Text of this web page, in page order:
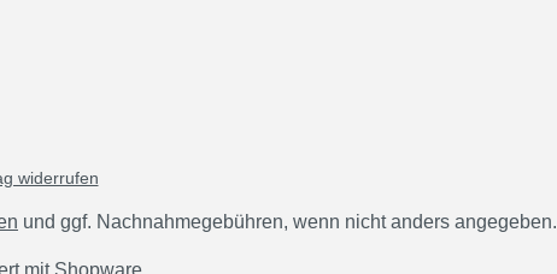
widerrufen
und ggf. Nachnahmegebühren, wenn nicht anders angegeben.
mit Shopware